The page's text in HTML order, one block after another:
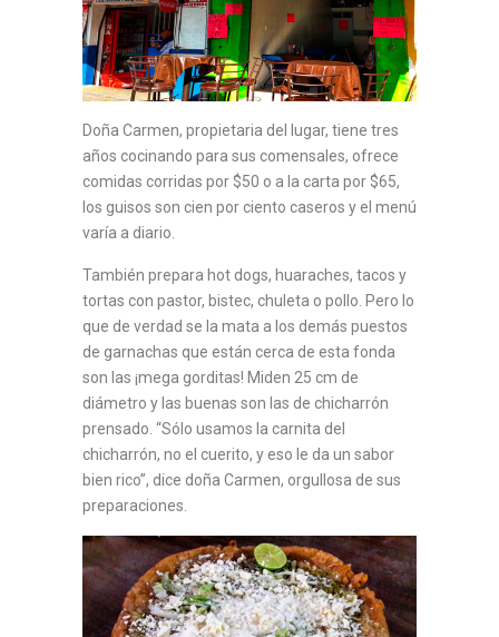
Doña Carmen, propietaria del lugar, tiene tres
años cocinando para sus comensales, ofrece
comidas corridas por $50 o a la carta por $65,
los guisos son cien por ciento caseros y el menú
varía a diario.
También prepara hot dogs, huaraches, tacos y
tortas con pastor, bistec, chuleta o pollo. Pero lo
que de verdad se la mata a los demás puestos
de garnachas que están cerca de esta fonda
son las ¡mega gorditas! Miden 25 cm de
diámetro y las buenas son las de chicharrón
prensado. “Sólo usamos la carnita del
chicharrón, no el cuerito, y eso le da un sabor
bien rico”, dice doña Carmen, orgullosa de sus
preparaciones.